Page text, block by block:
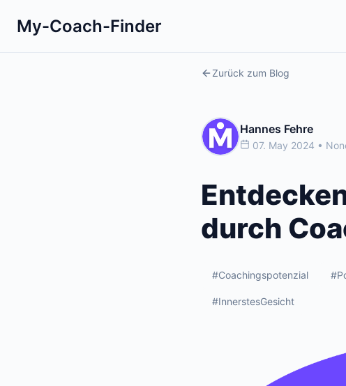
My-Coach-Finder
Zurück zum Blog
Hannes Fehre
07. May 2024 •
durch
#Coachingspotenzial
#InnerstesGesicht